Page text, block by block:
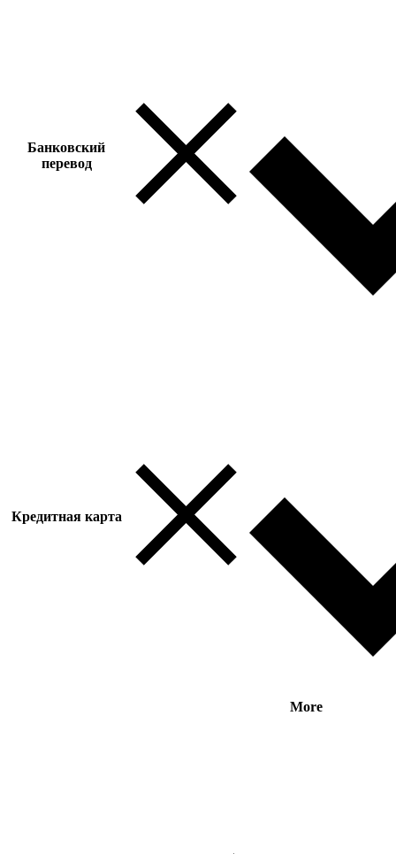
Банковский
перевод
Кредитная карта
More